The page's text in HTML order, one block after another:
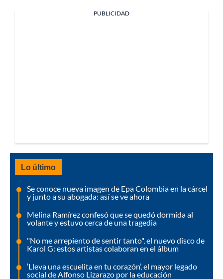
PUBLICIDAD
Lo último
Se conoce nueva imagen de Epa Colombia en la cárcel
y junto a su abogada: así se ve ahora
Melina Ramírez confesó que se quedó dormida al
volante y estuvo cerca de una tragedia
"No me arrepiento de sentir tanto", el nuevo disco de
Karol G: estos artistas colaboran en el álbum
‘Lleva una escuelita en tu corazón’, el mayor legado
social de Alfonso Lizarazo por la educación